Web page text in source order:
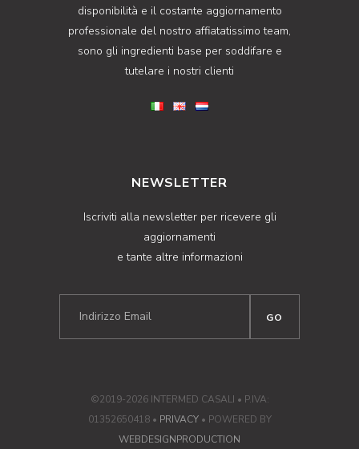
disponibilità e il costante aggiornamento
professionale del nostro affiatatissimo team,
sono gli ingredienti base per soddifare e
tutelare i nostri clienti
NEWSLETTER
Iscriviti alla newsletter per ricevere gli
aggiornamenti
e tante altre informazioni
©2019-2026 INTERMED CASALI • P.IVA:
01352650418 • PRIVACY• POWERED BY
WEBDESIGNPRODUCTION